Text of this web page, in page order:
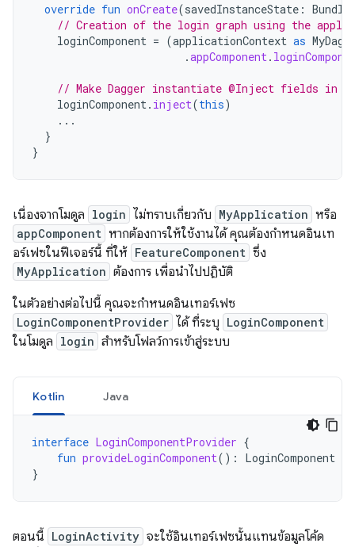
override fun onCreate(savedInstanceState :
// Creation of the login graph using the
loginComponent = (applicationContext as
.appComponent.
// Make Dagger instantiate @Inject fields in
loginComponent. inject(this)
...
}
}
เนื่องจากโมดูล login ไม่ทราบเกี่ยวกับ MyApplication หรือ
appComponent หากต้องการให้ใช้งานได้ คุณต้องกำหนดอินเท
อร์เฟซในฟีเจอร์นี้ ที่ให้ FeatureComponent ซึ่ง
MyApplication ต้องการ เพื่อนำไปปฏิบัติ
ในตัวอย่างต่อไปนี้ คุณจะกำหนดอินเทอร์เฟซ
LoginComponentProvider ได้ ที่ระบุ LoginComponent
ในโมดูล login สำหรับโฟลว์การเข้าสู่ระบบ
Kotlin Java
interface LoginComponentProvider {
fun provideLoginComponent():
LoginComponent
}
ตอนนี้ LoginActivity จะใช้อินเทอร์เฟซนั้นแทนข้อมูลโค้ด